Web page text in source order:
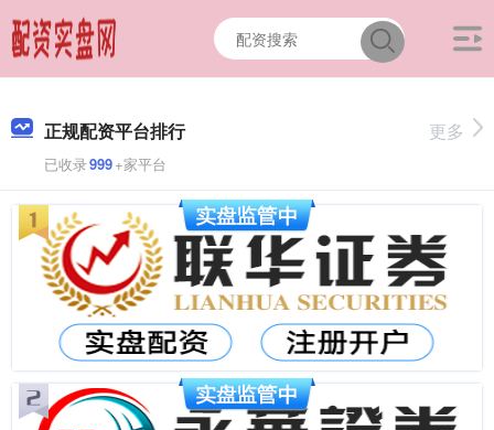
正规配资平台排行
已收录999+家平台
更多